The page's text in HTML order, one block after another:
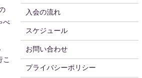
べ
入会の流れ
スケジュール
お問い合わせ
プライバシーポリシー